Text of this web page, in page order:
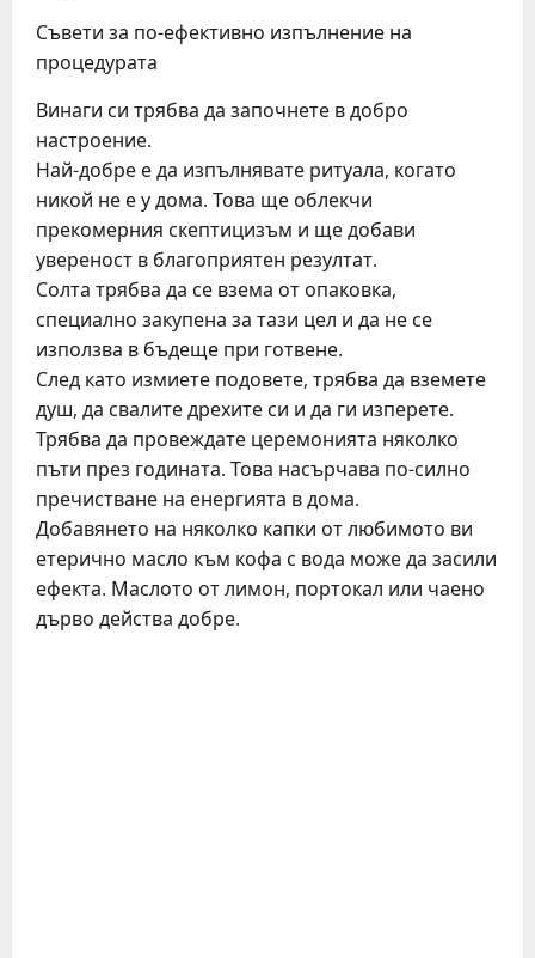
Съвети за по-ефективно изпълнение на
процедурата
Винаги си трябва да започнете в добро
настроение.
Най-добре е да изпълнявате ритуала, когато
никой не е у дома. Това ще облекчи
прекомерния скептицизъм и ще добави
увереност в благоприятен резултат.
Солта трябва да се взема от опаковка,
специално закупена за тази цел и да не се
използва в бъдеще при готвене.
След като измиете подовете, трябва да вземете
душ, да свалите дрехите си и да ги изперете.
Трябва да провеждате церемонията няколко
пъти през годината. Това насърчава по-силно
пречистване на енергията в дома.
Добавянето на няколко капки от любимото ви
етерично масло към кофа с вода може да засили
ефекта. Маслото от лимон, портокал или чаено
дърво действа добре.